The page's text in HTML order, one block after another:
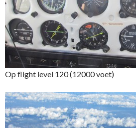
Op flight level 120 (12000 voet)